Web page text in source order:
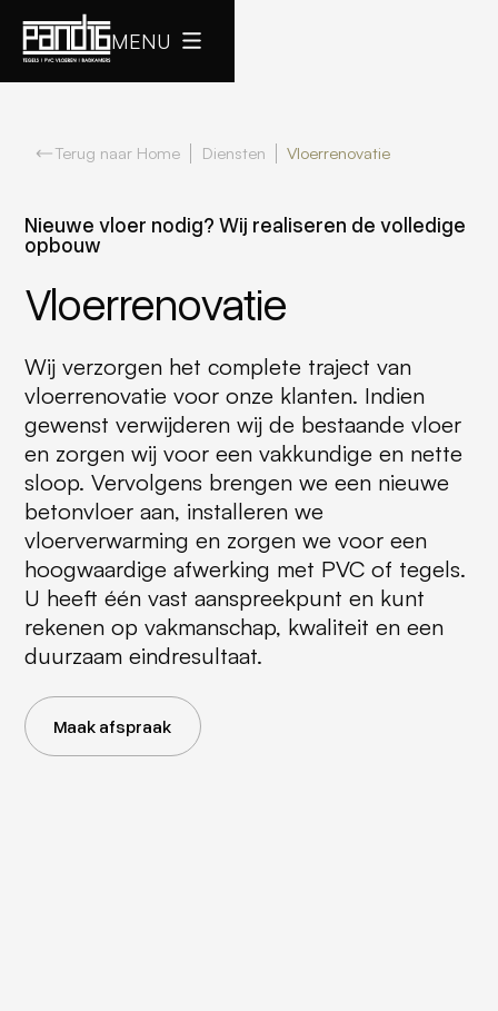
MENU
Terug naar Home Diensten Vloerrenovatie
Nieuwe vloer nodig? Wij realiseren de volledige
opbouw
Vloerrenovatie
Wij verzorgen het complete traject van
vloerrenovatie voor onze klanten. Indien
gewenst verwijderen wij de bestaande vloer
en zorgen wij voor een vakkundige en nette
sloop. Vervolgens brengen we een nieuwe
betonvloer aan, installeren we
vloerverwarming en zorgen we voor een
hoogwaardige afwerking met PVC of tegels.
U heeft één vast aanspreekpunt en kunt
rekenen op vakmanschap, kwaliteit en een
duurzaam eindresultaat.
Maak afspraak